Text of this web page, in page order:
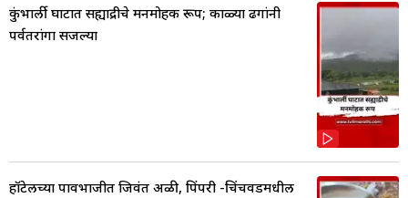
कुंभार्ली घाटात सह्याद्रीचे मनमोहक रूप; काळ्या ढगांनी
पर्वतरांगा सजल्या
हॉटेलच्या पावभाजीत जिवंत अळी, पिंपरी -चिंचवडमधील